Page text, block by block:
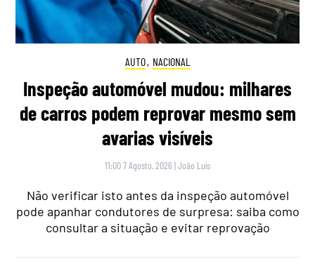
AUTO, NACIONAL
Inspeção automóvel mudou: milhares
de carros podem reprovar mesmo sem
avarias visíveis
11:00 7 Agosto, 2026 |João Luís
Não verificar isto antes da inspeção automóvel
pode apanhar condutores de surpresa: saiba como
consultar a situação e evitar reprovação